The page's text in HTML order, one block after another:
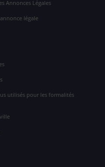
Annonces Légales
légale
utilisés pour les formalités